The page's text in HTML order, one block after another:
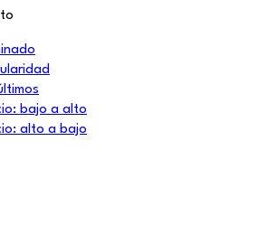
bajo a alto
alto a bajo